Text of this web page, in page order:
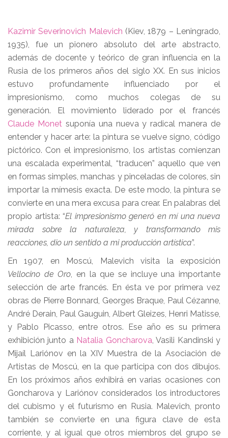
Kazimir Severinovich Malevich (Kiev, 1879 – Leningrado,
1935), fue un pionero absoluto del arte abstracto,
además de docente y teórico de gran influencia en la
Rusia de los primeros años del siglo XX. En sus inicios
estuvo profundamente influenciado por el
impresionismo, como muchos colegas de su
generación. El movimiento liderado por el francés
Claude Monetsuponía una nueva y radical manera de
entender y hacer arte: la pintura se vuelve signo, código
pictórico. Con el impresionismo, los artistas comienzan
una escalada experimental, “traducen” aquello que ven
en formas simples, manchas y pinceladas de colores, sin
importar la mímesis exacta. De este modo, la pintura se
convierte en una mera excusa para crear. En palabras del
propio artista: “El impresionismo generó en mí una nueva
mirada sobre la naturaleza, y transformando mis
reacciones, dio un sentido a mi producción artística”.
En 1907, en Moscú, Malevich visita la exposición
Vellocino de Oro, en la que se incluye una importante
selección de arte francés. En ésta ve por primera vez
obras de Pierre Bonnard, Georges Braque, Paul Cézanne,
André Derain, Paul Gauguin, Albert Gleizes, Henri Matisse,
y Pablo Picasso, entre otros. Ese año es su primera
exhibición junto a Natalia Goncharova, Vasili Kandinski y
Mijaíl Lariónov en la XIV Muestra de la Asociación de
Artistas de Moscú, en la que participa con dos dibujos.
En los próximos años exhibirá en varias ocasiones con
Goncharova y Lariónov considerados los introductores
del cubismo y el futurismo en Rusia. Malevich, pronto
también se convierte en una figura clave de esta
corriente, y al igual que otros miembros del grupo se